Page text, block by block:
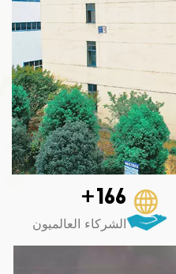
166
+
الشركاء العالميون